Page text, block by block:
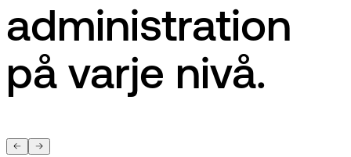
administration
på varje nivå.